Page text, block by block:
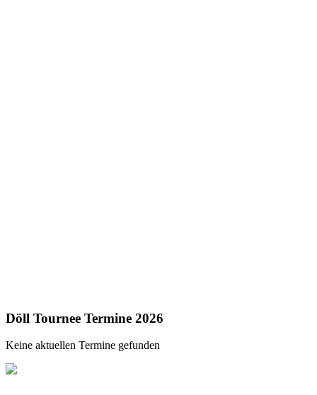
Döll Tournee Termine 2026
Keine aktuellen Termine gefunden